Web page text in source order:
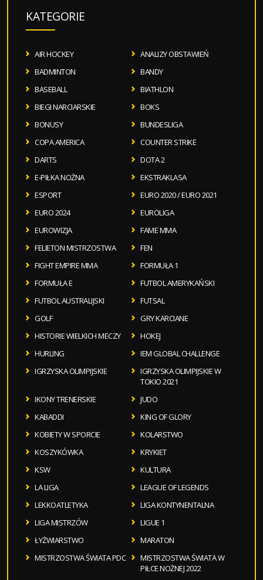
KATEGORIE
AIR HOCKEY
ANALIZY OBSTAWIEŃ
BADMINTON
BANDY
BASEBALL
BIATHLON
BIEGI NARCIARSKIE
BOKS
BONUSY
BUNDESLIGA
COPA AMERICA
COUNTER STRIKE
DARTS
DOTA 2
E-PIŁKA NOŻNA
EKSTRAKLASA
ESPORT
EURO 2020 / EURO 2021
EURO 2024
EUROLIGA
EUROWIZJA
FAME MMA
FELIETON MISTRZOSTWA
FEN
FIGHT EMPIRE MMA
FORMUŁA 1
FORMUŁA E
FUTBOL AMERYKAŃSKI
FUTBOL AUSTRALIJSKI
FUTSAL
GOLF
GRY KARCIANE
HISTORIE WIELKICH MECZY
HOKEJ
HURLING
IEM GLOBAL CHALLENGE
IGRZYSKA OLIMPIJSKIE
IGRZYSKA OLIMPIJSKIE W
TOKIO 2021
IKONY TRENERSKIE
JUDO
KABADDI
KING OF GLORY
KOBIETY W SPORCIE
KOLARSTWO
KOSZYKÓWKA
KRYKIET
KSW
KULTURA
LA LIGA
LEAGUE OF LEGENDS
LEKKOATLETYKA
LIGA KONTYNENTALNA
LIGA MISTRZÓW
LIGUE 1
ŁYŻWIARSTWO
MARATON
MISTRZOSTWA ŚWIATA PDC
MISTRZOSTWA ŚWIATA W
PIŁCE NOŻNEJ 2022